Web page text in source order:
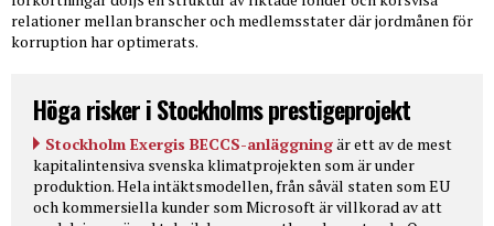
relationer mellan branscher och medlemsstater där jordmånen för
korruption har optimerats.
Höga risker i Stockholms prestigeprojekt
Stockholm Exergis BECCS-anläggningär ett av de mest
kapitalintensiva svenska klimatprojekten som är under
produktion. Hela intäktsmodellen, från såväl staten som EU
och kommersiella kunder som Microsoft är villkorad av att